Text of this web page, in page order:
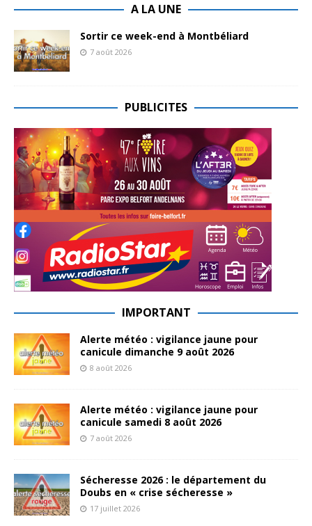
A LA UNE
Sortir ce week-end à Montbéliard
7 août 2026
PUBLICITES
IMPORTANT
Alerte météo : vigilance jaune pour
canicule dimanche 9 août 2026
8 août 2026
Alerte météo : vigilance jaune pour
canicule samedi 8 août 2026
7 août 2026
Sécheresse 2026 : le département du
Doubs en « crise sécheresse »
17 juillet 2026